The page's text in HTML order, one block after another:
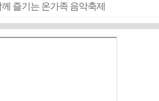
즐기는 온가족 음악축제